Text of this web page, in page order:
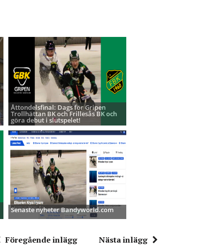
Åttondelsfinal: Dags för Gripen
Trollhättan BK och Frillesås BK och
göra debut i slutspelet!
Senaste nyheter Bandyworld.com
Föregående inlägg Nästa inlägg